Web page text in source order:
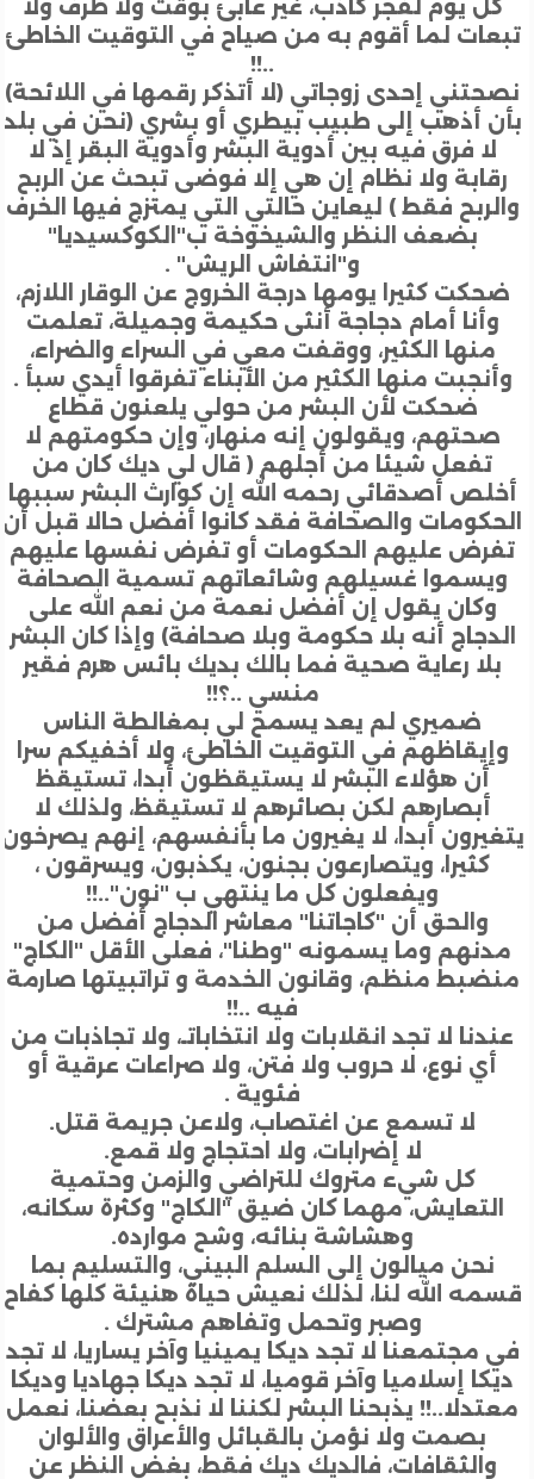
يوم لفجر كاذب، غير عابئ بوقت ولا ظرف ولا
لما أقوم به من صياح في التوقيت الخاطئ
إحدى زوجاتي (لا أتذكر رقمها في اللائحة)
أذهب إلى طبيب بيطري أو بشري (نحن في بلد
لا فرق فيه بين أدوية البشر وأدوية البقر إذ لا
ولا نظام إن هي إلا فوضى تبحث عن الربح
فقط ) ليعاين حالتي التي يمتزج فيها الخرف
بضعف النظر والشيخوخة ب"الكوكسيديا"
و"انتفاش الريش" .
كثيرا يومها درجة الخروج عن الوقار اللازم،
أمام دجاجة أنثى حكيمة وجميلة، تعلمت
منها الكثير، ووقفت معي في السراء والضراء،
منها الكثير من الأبناء تفرقوا أيدي سبأ .
ضحكت لأن البشر من حولي يلعنون قطاع
ويقولون إنه منهار، وإن حكومتهم لا
تفعل شيئا من أجلهم ( قال لي ديك كان من
أصدقائي رحمه الله إن كوارث البشر سببها
والصحافة فقد كانوا أفضل حالا قبل أن
عليهم الحكومات أو تفرض نفسها عليهم
غسيلهم وشائعاتهم تسمية الصحافة
وكان يقول إن أفضل نعمة من نعم الله على
أنه بلا حكومة وبلا صحافة) وإذا كان البشر
رعاية صحية فما بالك بديك بائس هرم فقير
منسي ..؟!!
ضميري لم يعد يسمح لي بمغالطة الناس
في التوقيت الخاطئ، ولا أخفيكم سرا
أن هؤلاء البشر لا يستيقظون أبدا، تستيقظ
أبصارهم لكن بصائرهم لا تستيقظ، ولذلك لا
أبدا، لا يغيرون ما بأنفسهم، إنهم يصرخون
كثيرا، ويتصارعون بجنون، يكذبون، ويسرقون ،
ويفعلون كل ما ينتهي ب "نون"..!!
والحق أن "كاجاتنا" معاشر الدجاج أفضل من
وما يسمونه "وطنا"، فعلى الأقل "الكاج"
منظم، وقانون الخدمة و تراتبيتها صارمة
فيه ..!!
لا تجد انقلابات ولا انتخاباتـ، ولا تجاذبات من
أي نوع، لا حروب ولا فتن، ولا صراعات عرقية أو
فئوية .
لا تسمع عن اغتصاب، ولاعن جريمة قتل.
لا إضرابات، ولا احتجاج ولا قمع.
كل شيء متروك للتراضي والزمن وحتمية
مهما كان ضيق "الكاج" وكثرة سكانه،
وهشاشة بنائه، وشح موارده.
نحن ميالون إلى السلم البيني، والتسليم بما
الله لنا، لذلك نعيش حياة هنيئة كلها كفاح
وصبر وتحمل وتفاهم مشترك .
مجتمعنا لا تجد ديكا يمينيا وآخر يساريا، لا تجد
إسلاميا وآخر قوميا، لا تجد ديكا جهاديا وديكا
يذبحنا البشر لكننا لا نذبح بعضنا، نعمل
بصمت ولا نؤمن بالقبائل والأعراق والألوان
والثقافات، فالديك ديك فقط، بغض النظر عن